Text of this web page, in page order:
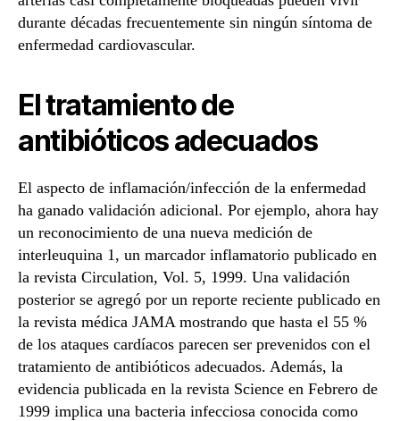
durante décadas frecuentemente sin ningún síntoma de
enfermedad cardiovascular.
El tratamiento de
antibióticos adecuados
El aspecto de inflamación/infección de la enfermedad
ha ganado validación adicional. Por ejemplo, ahora hay
un reconocimiento de una nueva medición de
interleuquina 1, un marcador inflamatorio publicado en
la revista Circulation, Vol. 5, 1999. Una validación
posterior se agregó por un reporte reciente publicado en
la revista médica JAMA mostrando que hasta el 55 %
de los ataques cardíacos parecen ser prevenidos con el
tratamiento de antibióticos adecuados. Además, la
evidencia publicada en la revista Science en Febrero de
1999 implica una bacteria infecciosa conocida como